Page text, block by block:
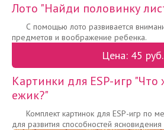
Лото "Найди половинку
С помощью лото развивается
предметов и воображение ребенка.
Цена: 45 руб.
Картинки для ESP-игр "Что
ежик?"
Комплект картинок для ESP-игр по
для развития способностей ясновидения